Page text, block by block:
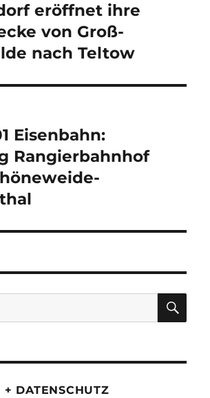
eröffnet ihre
von Groß-
nach Teltow
Eisenbahn:
Rangierbahnhof
+ DATENSCHUTZ